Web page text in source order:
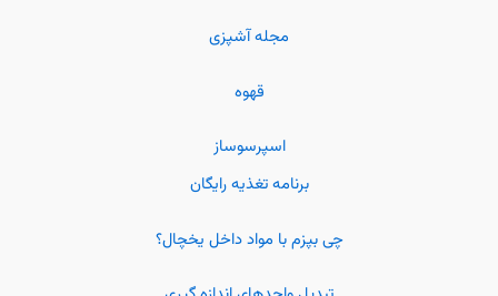
مجله آشپزی
قهوه
اسپرسوساز
برنامه تغذیه رایگان
چی بپزم با مواد داخل یخچال؟